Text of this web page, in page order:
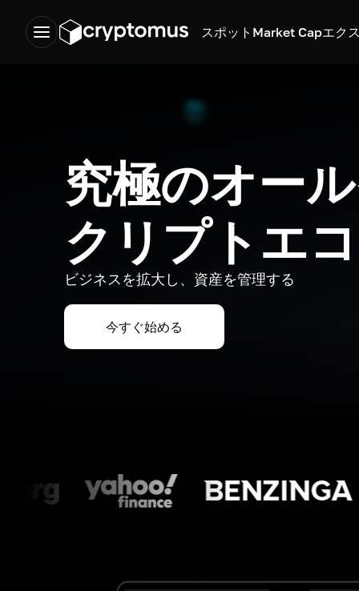
スポット Market Capエク
究極のオー
クリプトエ
ビジネスを拡大し、資産を管理する
今すぐ始める